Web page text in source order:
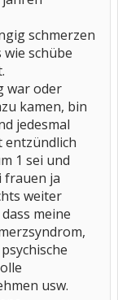
schmerzen
schübe
war oder
kamen, bin
jedesmal
entzündlich
1 sei und
frauen ja
weiter
meine
usw.